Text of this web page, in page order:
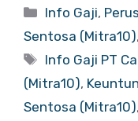
Categories
Info Gaji,
Sentosa (Mitra10),
Tags
Info Gaji PT
(Mitra10),
Sentosa (Mitra10),